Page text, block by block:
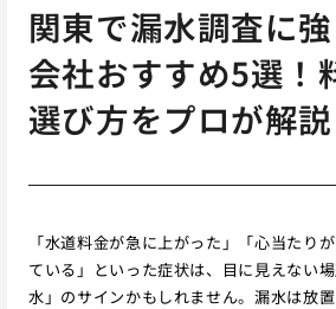
関東で漏水調査に
会社おすすめ5選！
選び方をプロが解説
「水道料金が急に上がった」「心当たり
ている」といった症状は、目に見えない
水」のサインかもしれません。漏水は放